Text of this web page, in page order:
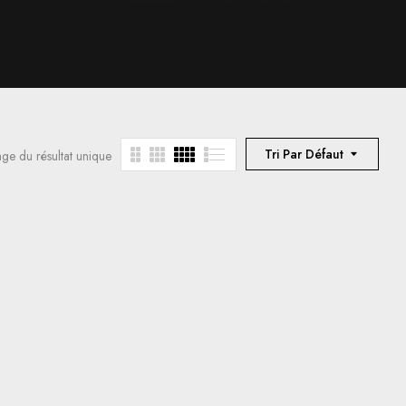
Tri Par Défaut
du résultat unique